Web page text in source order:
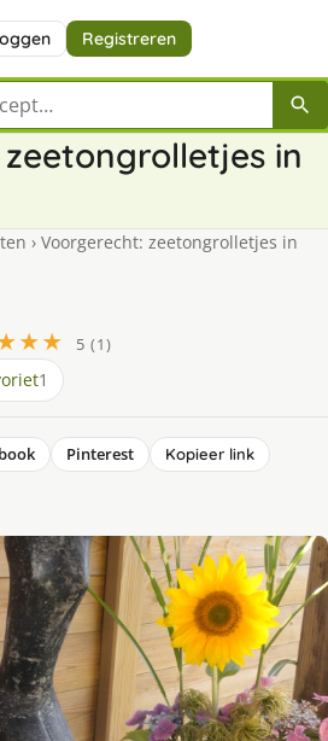
Registreren
in
› Voorgerecht: zeetongrolletjes in
5 (1)
1
Pinterest
Kopieer link